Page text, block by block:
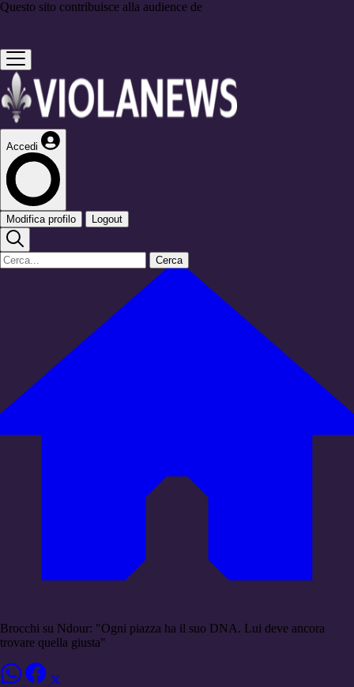
Questo sito contribuisce alla audience de
Accedi
Modifica profilo Logout
Cerca
Brocchi su Ndour: "Ogni piazza ha il suo DNA. Lui deve ancora
trovare quella giusta"